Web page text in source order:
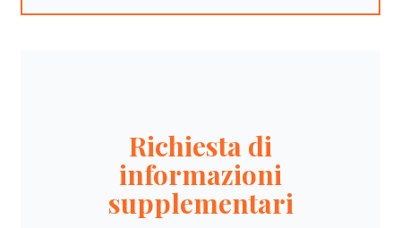
Richiesta di
informazioni
supplementari